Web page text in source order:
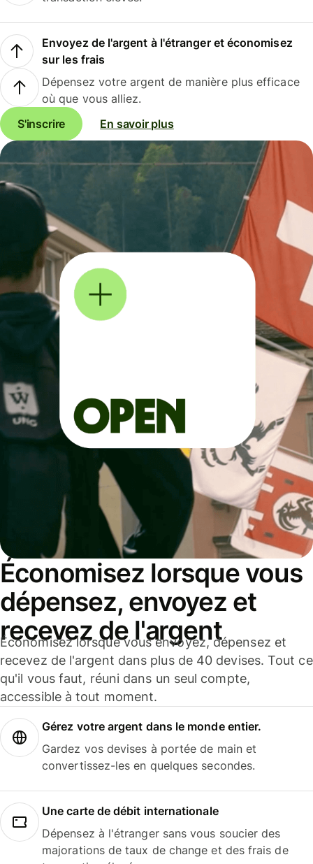
Envoyez de l'argent à l'étranger et économisez
sur les frais
Dépensez votre argent de manière plus efficace
où que vous alliez.
S'inscrire
En savoir plus
Économisez lorsque vous
dépensez, envoyez et
recevez de l'argent
Économisez lorsque vous envoyez, dépensez et
recevez de l'argent dans plus de 40 devises. Tout ce
qu'il vous faut, réuni dans un seul compte,
accessible à tout moment.
Gérez votre argent dans le monde entier.
Gardez vos devises à portée de main et
convertissez-les en quelques secondes.
Une carte de débit internationale
Dépensez à l'étranger sans vous soucier des
majorations de taux de change et des frais de